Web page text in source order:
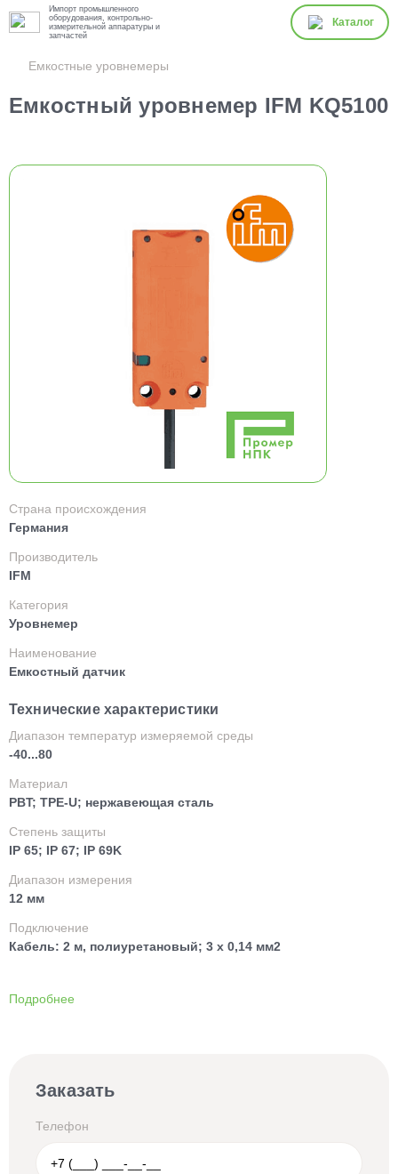
Импорт промышленного
оборудования, контрольно-
измерительной аппаратуры и
запчастей
Каталог
Емкостные уровнемеры
Емкостный уровнемер IFM KQ5100
Страна происхождения
Германия
Производитель
IFM
Категория
Уровнемер
Наименование
Емкостный датчик
Технические характеристики
Диапазон температур измеряемой среды
-40...80
Материал
PBT; TPE-U; нержавеющая сталь
Степень защиты
IP 65; IP 67; IP 69K
Диапазон измерения
12 мм
Подключение
Кабель: 2 м, полиуретановый; 3 x 0,14 мм2
Подробнее
Заказать
Телефон